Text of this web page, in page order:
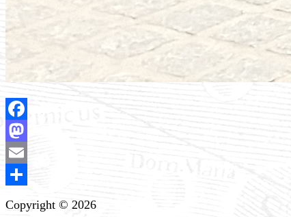
Facebook
Mastodon
Email
Copyright © 2026